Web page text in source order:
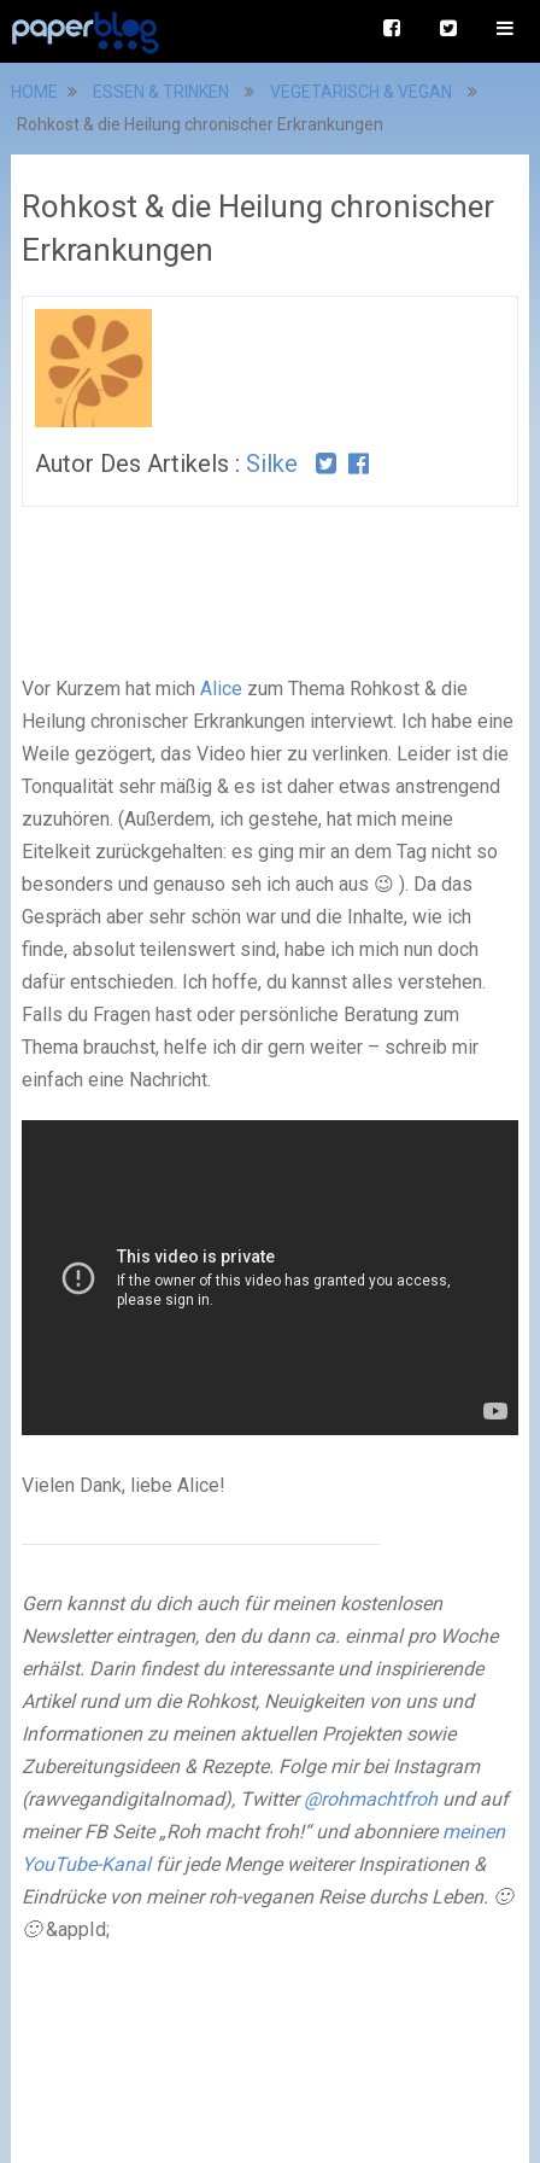
HOME ESSEN & TRINKEN
VEGETARISCH & VEGAN
Rohkost & die Heilung chronischer Erkrankungen
Rohkost & die Heilung chronischer
Erkrankungen
Autor Des Artikels : Silke
Vor Kurzem hat mich Alice zum Thema Rohkost & die
Heilung chronischer Erkrankungen interviewt. Ich habe eine
Weile gezögert, das Video hier zu verlinken. Leider ist die
Tonqualität sehr mäßig & es ist daher etwas anstrengend
zuzuhören. (Außerdem, ich gestehe, hat mich meine
Eitelkeit zurückgehalten: es ging mir an dem Tag nicht so
besonders und genauso seh ich auch aus 😉 ). Da das
Gespräch aber sehr schön war und die Inhalte, wie ich
finde, absolut teilenswert sind, habe ich mich nun doch
dafür entschieden. Ich hoffe, du kannst alles verstehen.
Falls du Fragen hast oder persönliche Beratung zum
Thema brauchst, helfe ich dir gern weiter – schreib mir
einfach eine Nachricht.
Vielen Dank, liebe Alice!
Gern kannst du dich auch für meinen kostenlosen
Newsletter eintragen, den du dann ca. einmal pro Woche
erhälst. Darin findest du interessante und inspirierende
Artikel rund um die Rohkost, Neuigkeiten von uns und
Informationen zu meinen aktuellen Projekten sowie
Zubereitungsideen & Rezepte. Folge mir bei Instagram
(rawvegandigitalnomad), Twitter@rohmachtfrohund auf
meiner FB Seite „Roh macht froh!“ und abonnieremeinen
YouTube-Kanalfür jede Menge weiterer Inspirationen &
Eindrücke von meiner roh-veganen Reise durchs Leben. 🙂
🙂&appId;